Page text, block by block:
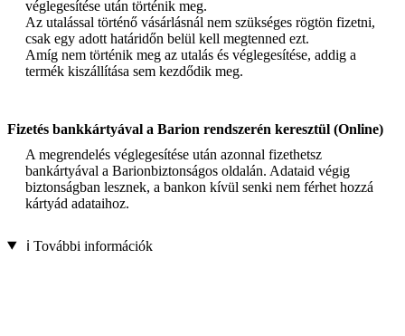
véglegesítése után történik meg.
Az utalással történő vásárlásnál nem szükséges rögtön fizetni,
csak egy adott határidőn belül kell megtenned ezt.
Amíg nem történik meg az utalás és véglegesítése, addig a
termék kiszállítása sem kezdődik meg.
Fizetés bankkártyával a Barion rendszerén keresztül (Online)
A megrendelés véglegesítése után azonnal fizethetsz
bankártyával a Barionbiztonságos oldalán. Adataid végig
biztonságban lesznek, a bankon kívül senki nem férhet hozzá
kártyád adataihoz.
ℹ️ További információk